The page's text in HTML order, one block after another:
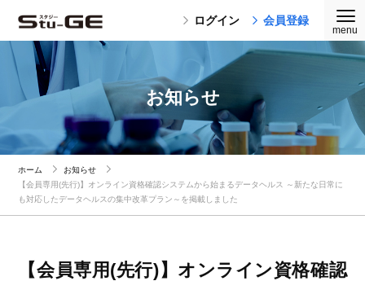
ログイン 会員登録
お知らせ
ホーム
お知らせ
【会員専用(先行)】オンライン資格確認システムから始まるデータヘルス ～新たな日常に
も対応したデータヘルスの集中改革プラン～を掲載しました
【会員専用(先行)】オンライン資格確認